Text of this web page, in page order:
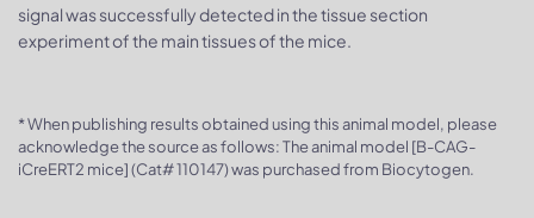
signal was successfully detected in the tissue section
experiment of the main tissues of the mice.
* When publishing results obtained using this animal model, please
acknowledge the source as follows: The animal model [B-CAG-
iCreERT2 mice] (Cat# 110147) was purchased from Biocytogen.